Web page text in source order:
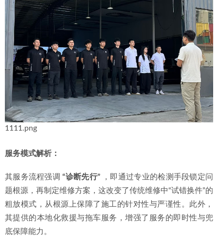
1111.png
服务模式解析：
其服务流程强调 “诊断先行” ，即通过专业的检测手段锁定问
题根源，再制定维修方案，这改变了传统维修中“试错换件”的
粗放模式，从根源上保障了施工的针对性与严谨性。此外，
其提供的本地化救援与拖车服务，增强了服务的即时性与兜
底保障能力。